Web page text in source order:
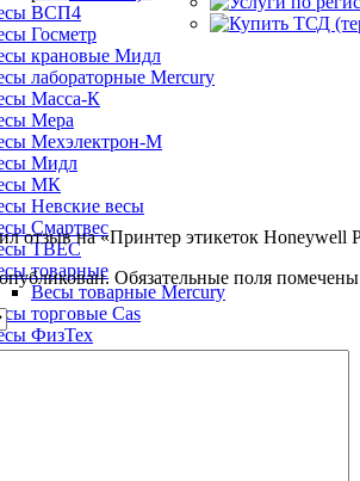
ВСП4
Госметр
крановые Мидл
лабораторные Mercury
Масса-К
Мера
Мехэлектрон-М
Мидл
МК
Невские весы
Смартвес
ТВЕС
товарные
Весы товарные Mercury
торговые Cas
ФизТех
Форт Т
отзыв на «Принтер этикеток Honeywell
Обязательные поля помечены